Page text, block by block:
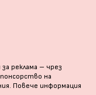
реклама – чрез
на
Повече информация